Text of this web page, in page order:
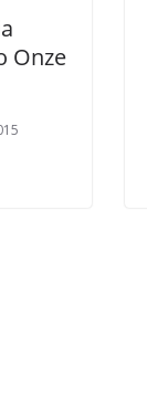
Onze